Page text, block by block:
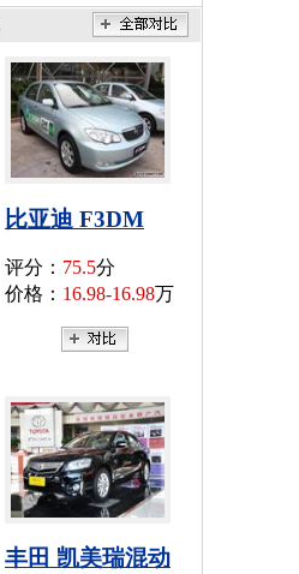
比亚迪 F3DM
评分： 75.5分
价格： 16.98-16.98万
丰田 凯美瑞混动